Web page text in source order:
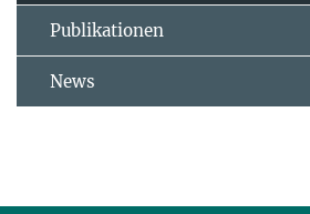
Publikationen
News